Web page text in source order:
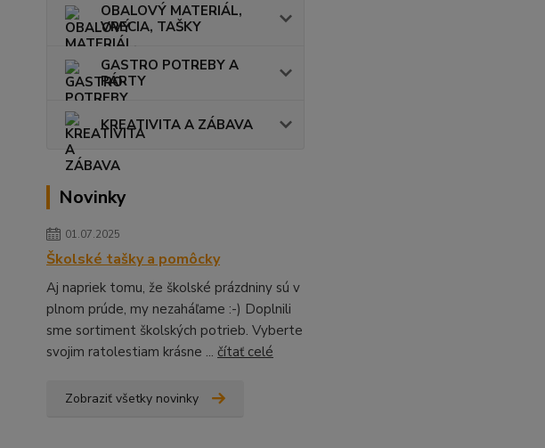
OBALOVÝ MATERIÁL,
VRECIA, TAŠKY
GASTRO POTREBY A
PÁRTY
KREATIVITA A ZÁBAVA
Novinky
01.07.2025
Školské tašky a pomôcky
Aj napriek tomu, že školské prázdniny sú v
plnom prúde, my nezaháľame :-) Doplnili
sme sortiment školských potrieb. Vyberte
svojim ratolestiam krásne ... čítať celé
Zobraziť všetky novinky